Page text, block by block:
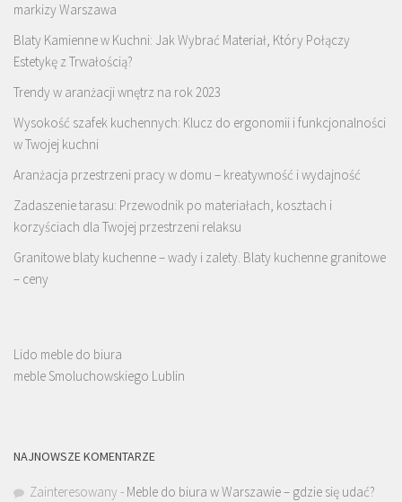
markizy Warszawa
Blaty Kamienne w Kuchni: Jak Wybrać Materiał, Który Połączy
Estetykę z Trwałością?
Trendy w aranżacji wnętrz na rok 2023
Wysokość szafek kuchennych: Klucz do ergonomii i funkcjonalności
w Twojej kuchni
Aranżacja przestrzeni pracy w domu – kreatywność i wydajność
Zadaszenie tarasu: Przewodnik po materiałach, kosztach i
korzyściach dla Twojej przestrzeni relaksu
Granitowe blaty kuchenne – wady i zalety. Blaty kuchenne granitowe
– ceny
Lido meble do biura
meble Smoluchowskiego Lublin
NAJNOWSZE KOMENTARZE
Zainteresowany - Meble do biura w Warszawie – gdzie się udać?